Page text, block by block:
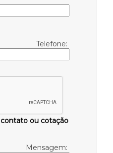
Telefone:
ou cotação
Mensagem: